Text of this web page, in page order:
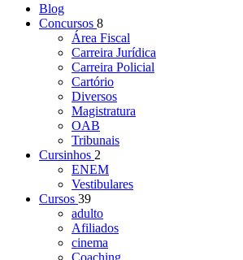
Blog
Concursos 8
Área Fiscal
Carreira Jurídica
Carreira Policial
Cartório
Diversos
Magistratura
OAB
Tribunais
Cursinhos 2
ENEM
Vestibulares
Cursos 39
adulto
Afiliados
cinema
Coaching